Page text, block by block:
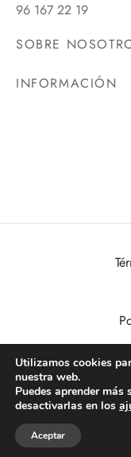
96 167 22 19
SOBRE
INFORMACIÓN
VisualDomo | Imagen,
alcance de
Utilizamos cookies
nuestra web.
Puedes aprender
desactivarlas en los
Aceptar